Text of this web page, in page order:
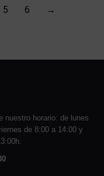
5 6 →
nuestro horario: de lunes
de 8:00 a 14:00 y